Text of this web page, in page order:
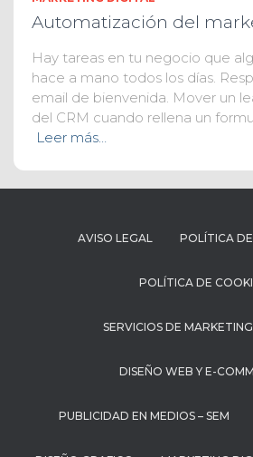
Automatización del
Hay tareas en tu negocio que
hace a mano todos los días.
email de bienvenida. Mover un
del CRM cuando rellena un
Leer más…
AVISO LEGAL POLÍTICA
POLÍTICA DE
SERVICIOS DE
DISEÑO WEB Y E-
PUBLICIDAD EN MEDIOS – SEM